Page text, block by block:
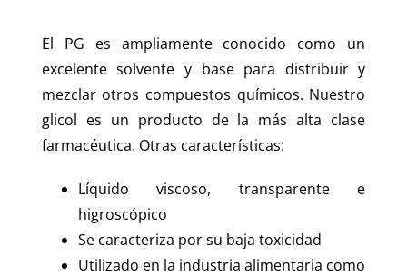
El PG es ampliamente conocido como un
excelente solvente y base para distribuir y
mezclar otros compuestos químicos. Nuestro
glicol es un producto de la más alta clase
farmacéutica. Otras características:
Líquido viscoso, transparente e
higroscópico
Se caracteriza por su baja toxicidad
Utilizado en la industria alimentaria como